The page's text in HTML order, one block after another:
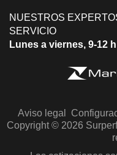
NUESTROS
SERVICIO
Lunes a viernes, 9-12
Aviso legal
Copyright © 2026